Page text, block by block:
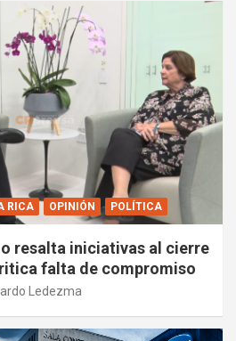
RICA OPINIÓN POLÍTICA
resalta iniciativas al cierre
falta de compromiso
Ledezma